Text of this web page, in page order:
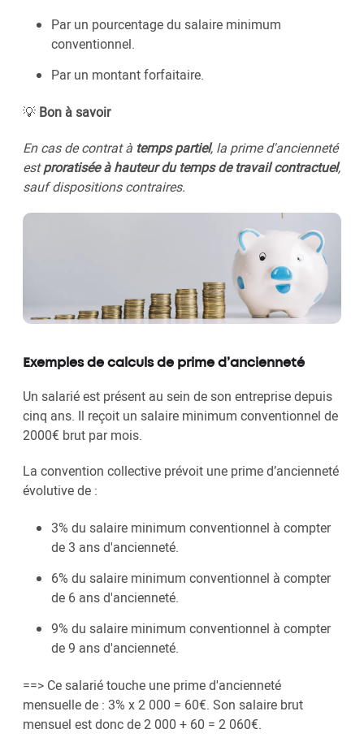
Par un pourcentage du salaire minimum
conventionnel.
Par un montant forfaitaire.
💡 Bon à savoir
En cas de contrat à temps partiel, la prime d'ancienneté
estproratisée à hauteur du temps de travail contractuel,
sauf dispositions contraires.
Exemples de calculs de prime d’ancienneté
Un salarié est présent au sein de son entreprise depuis
cinq ans. Il reçoit un salaire minimum conventionnel de
2000€ brut par mois.
La convention collective prévoit une prime d’ancienneté
évolutive de :
3% du salaire minimum conventionnel à compter
de 3 ans d'ancienneté.
6% du salaire minimum conventionnel à compter
de 6 ans d'ancienneté.
9% du salaire minimum conventionnel à compter
de 9 ans d'ancienneté.
==> Ce salarié touche une prime d'ancienneté
mensuelle de : 3% x 2 000 = 60€. Son salaire brut
mensuel est donc de 2 000 + 60 = 2 060€.